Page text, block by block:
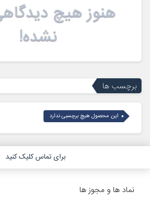
هنوز هیچ
نشده!
برچسب ها
این محصول هیچ برچسبی ندارد
برای تماس کلیک کنید
نماد ها و مجوز ها